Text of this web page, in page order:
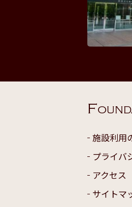
F
施設利用
プライバ
アクセス
サイトマ